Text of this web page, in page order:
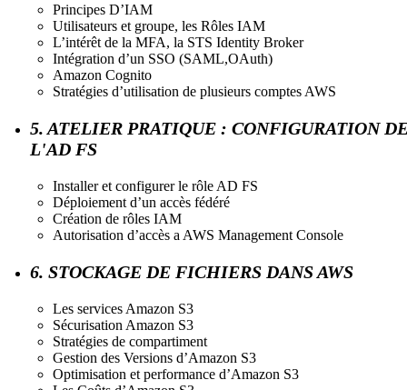
Principes D’IAM
Utilisateurs et groupe, les Rôles IAM
L’intérêt de la MFA, la STS Identity Broker
Intégration d’un SSO (SAML,OAuth)
Amazon Cognito
Stratégies d’utilisation de plusieurs comptes AWS
5. ATELIER PRATIQUE : CONFIGURATION
L'AD FS
Installer et configurer le rôle AD FS
Déploiement d’un accès fédéré
Création de rôles IAM
Autorisation d’accès a AWS Management Console
6. STOCKAGE DE FICHIERS DANS AWS
Les services Amazon S3
Sécurisation Amazon S3
Stratégies de compartiment
Gestion des Versions d’Amazon S3
Optimisation et performance d’Amazon S3